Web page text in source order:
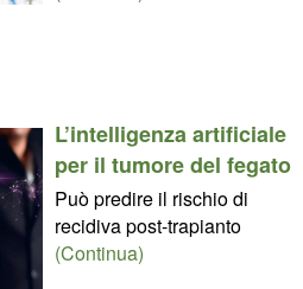
L’intelligenza artificiale
per il tumore del fegato
Può predire il rischio di
recidiva post-trapianto
(Continua)